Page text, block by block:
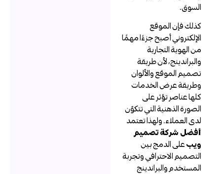
السوق.
كذلك فإن الموقع
الإلكتروني أصبح جزءًا مهمًا
من الهوية التجارية
والبراندينج، لأن طريقة
تصميم الموقع والألوان
وطريقة عرض الخدمات
كلها عناصر تؤثر على
الصورة الذهنية التي تتكوّن
لدى العملاء. ولهذا تعتمد
أفضل شركة تصميم
على الدمج بين
التصميم الاحترافي وتجربة
المستخدم والبراندينج